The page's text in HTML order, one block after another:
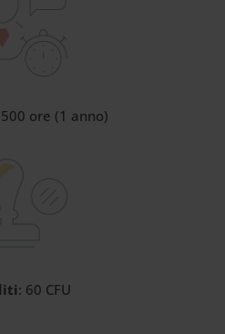
ore (1 anno)
: 60 CFU